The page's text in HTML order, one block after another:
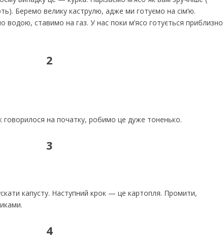
Беремо велику каструлю, адже ми готуємо на сім’ю.
водою, ставимо на газ. У нас поки м’ясо готується приблизно
2
говорилося на початку, робимо це дуже тоненько.
3
капусту. Наступний крок — це картопля. Промити,
4